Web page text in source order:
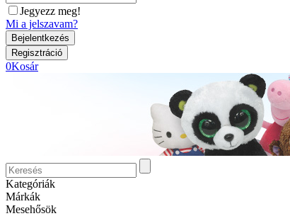
Jegyezz meg!
Mi a jelszavam?
0Kosár
Kategóriák
Márkák
Mesehősök